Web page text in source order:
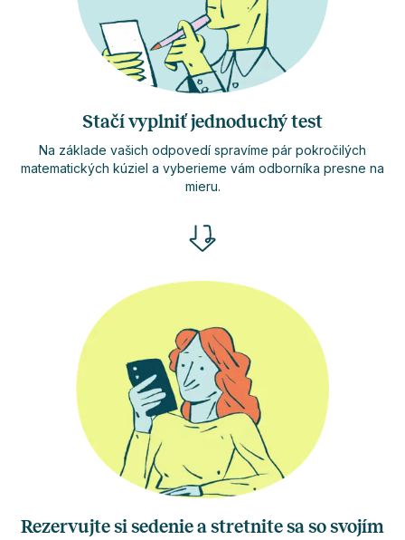
Stačí vyplniť jednoduchý test
Na základe vašich odpovedí spravíme pár pokročilých
matematických kúziel a vyberieme vám odborníka presne na
mieru.
Rezervujte si sedenie a stretnite sa so svojím